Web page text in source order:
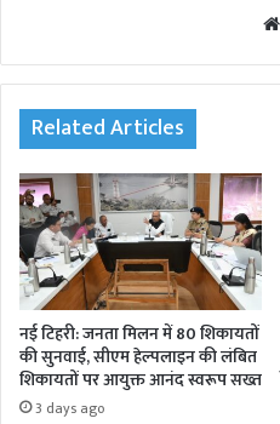
Related Articles
नई टिहरी: जनता मिलन में 80 शिकायतों
की सुनवाई, सीएम हेल्पलाइन की लंबित
शिकायतों पर आयुक्त आनंद स्वरूप सख्त
3 days ago